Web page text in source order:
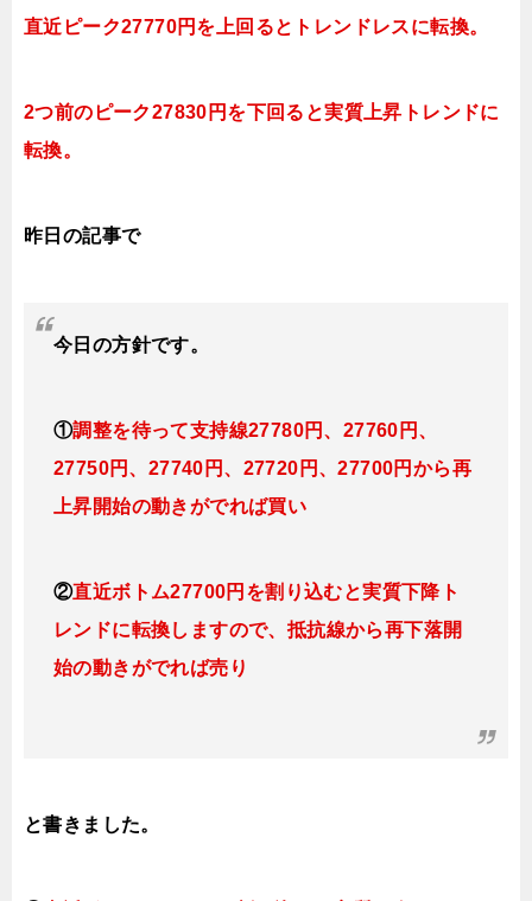
直近ピーク27770円を上回ると トレンドレスに転換。
2つ前のピーク27830円を下回ると実質上昇 トレンドに
転換。
昨日の記事で
今日の方針です。
①調整を待って支持線27780円、27760円、
27750円、27740円、27720円、27700円から再
上昇開始の動きがでれば買い
②直近ボトム27700円を割り込むと実質下降ト
レンドに転換しますので、抵抗線から再下落開
始の動きがでれば売り
と書きました。